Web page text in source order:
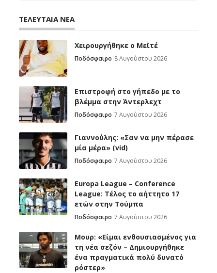
ΤΕΛΕΥΤΑΙΑ ΝΕΑ
Χειρουργήθηκε ο Μεϊτέ
Ποδόσφαιρο 8 Αυγούστου 2026
Επιστροφή στο γήπεδο με το
βλέμμα στην Άντερλεχτ
Ποδόσφαιρο 7 Αυγούστου 2026
Γιαννούλης: «Σαν να μην πέρασε
μία μέρα» (vid)
Ποδόσφαιρο 7 Αυγούστου 2026
Europa League – Conference
League: Τέλος το αήττητο 17
ετών στην Τούμπα
Ποδόσφαιρο 7 Αυγούστου 2026
Μουρ: «Είμαι ενθουσιασμένος για
τη νέα σεζόν – Δημιουργήθηκε
ένα πραγματικά πολύ δυνατό
ρόστερ»